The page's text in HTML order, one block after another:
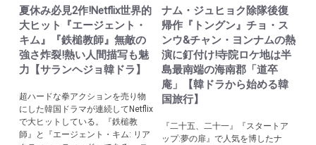
夏休み必見2作!Netflix世界的
大ヒット『エージェント・
キム』『鉄槌教師』無敵の
強さ炸裂!熱い人間描写も魅
力【サランヘジョ韓ドラ】
超ハードな拳アクションを売り物
にした韓国ドラマが連続してNetflix
で大ヒットしている。『鉄槌教
師』と『エージェント・キム: リア
ナム・ジュヒョク除隊後復
帰作『トングン』チョ・ス
ンウ&チャン・ヨンナムの熱
演に釘付け!寺院ロケ地は半
島最南端の海南郡「道卒
庵」【韓ドラから始める韓
国旅行】
『二十五、二十一』『スタートア
ップ:夢の扉』で人気を博したナ